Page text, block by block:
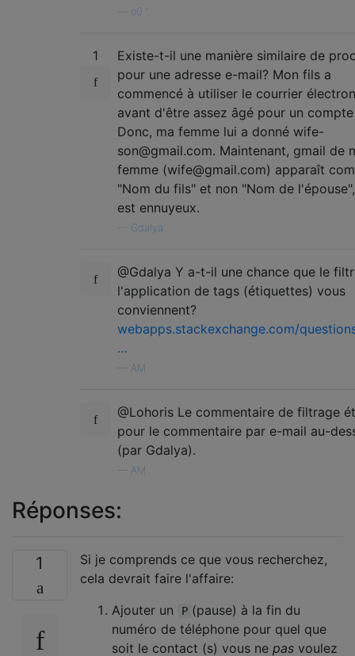
o0 '.
1
Existe-t-il une manière similaire de
pour une adresse e-mail? Mon fils a
commencé à utiliser le courrier
avant d'être assez âgé pour un
Donc, ma femme lui a donné wife-
son@gmail.com. Maintenant, gmail de
femme (wife@gmail.com) apparaît
"Nom du fils" et non "Nom de
est ennuyeux.
Gdalya
@Gdalya Y a-t-il une chance que le
l'application de tags (étiquettes) vous
conviennent?
webapps.stackexchange.com/
…
AM
@Lohoris Le commentaire de filtrage
pour le commentaire par e-mail au-
(par Gdalya).
AM
Réponses:
1
Si je comprends ce que vous recherchez,
cela devrait faire l'affaire:
Ajouter un
P (pause) à la fin du
numéro de téléphone pour quel que
soit le contact (s) vous ne pas voulez